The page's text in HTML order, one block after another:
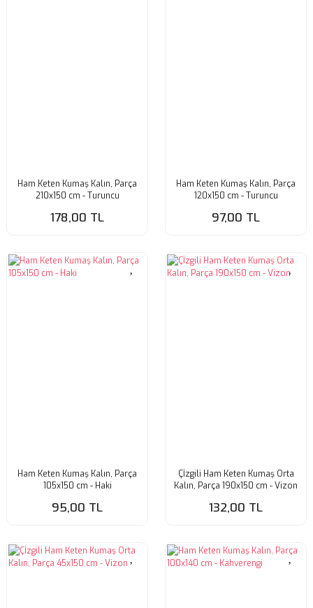
Ham Keten Kumaş Kalın, Parça
210x150 cm - Turuncu
178,00 TL
Ham Keten Kumaş Kalın, Parça
120x150 cm - Turuncu
97,00 TL
Ham Keten Kumaş Kalın, Parça
105x150 cm - Haki
95,00 TL
Çİzgili Ham Keten Kumaş Orta
Kalın, Parça 190x150 cm - Vizon
132,00 TL